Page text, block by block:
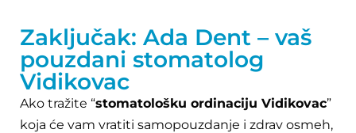
Zaključak: Ada Dent – vaš
pouzdani stomatolog
Vidikovac
Ako tražite “stomatološku ordinaciju Vidikovac”
koja će vam vratiti samopouzdanje i zdrav osmeh,